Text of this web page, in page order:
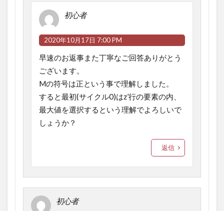
初心者
2020年10月17日 7:00 PM
早速のお返事また丁寧なご回答ありがとう
ございます。
Mの符号は正という事で理解しました。
すると最初(サイクル0)はz’行の要素の内、
最大値を選択するという理解でよろしいで
しょうか？
返信
初心者